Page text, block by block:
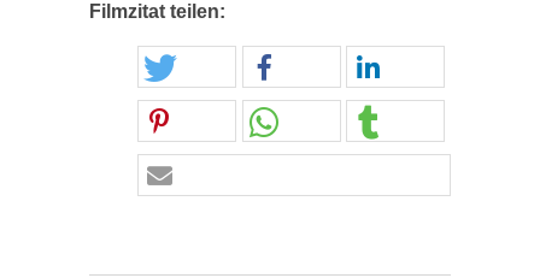
Filmzitat teilen: